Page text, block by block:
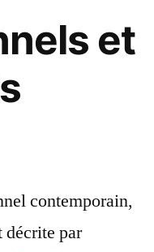
et
contemporain,
décrite par